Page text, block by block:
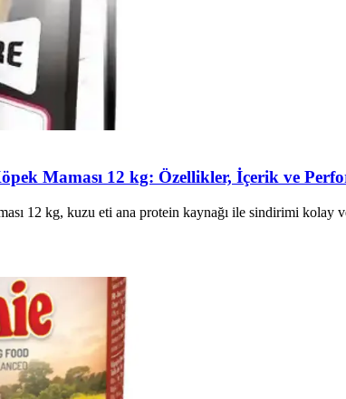
Maması 12 kg: Özellikler, İçerik ve
12 kg, kuzu eti ana protein kaynağı ile sindirimi kolay